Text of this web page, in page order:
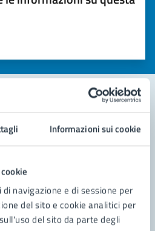
Informazioni sui cookie
navigazione e di sessione per
del sito e cookie analitici per
del sito da parte degli
(da 1 a 5 stelle)
per valutare la chiarezza delle
su 5
su 5
5